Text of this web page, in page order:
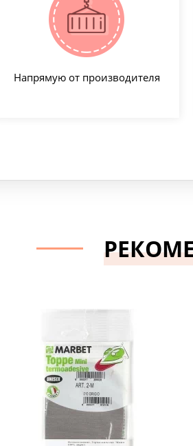
Напрямую от производителя